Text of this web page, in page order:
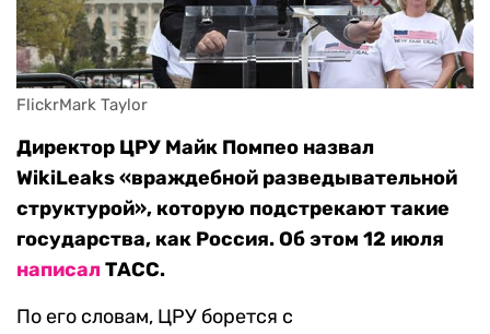
FlickrMark Taylor
Директор ЦРУ Майк Помпео назвал
WikiLeaks «враждебной разведывательной
структурой», которую подстрекают такие
государства, как Россия. Об этом 12 июля
написалТАСС.
По его словам, ЦРУ борется с